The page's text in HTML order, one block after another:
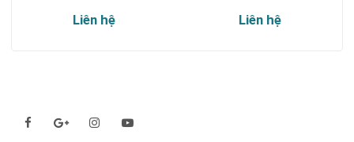
Liên hệ Liên hệ